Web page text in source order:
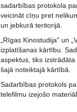
sadarbības protokola
veicināt cīņu pret
un jebkurā teritorijā.
„Rīgas Kinostudija" un
izplatīšanas kārtību.
aspektus, tiks
šajā noteiktajā kārtībā.
Sadarbības protokols
telefilmu izejošo